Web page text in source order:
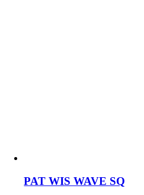
PAT WIS WAVE SQ